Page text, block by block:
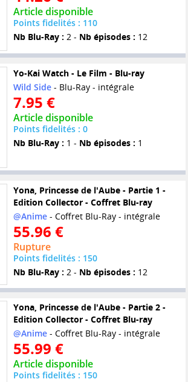
Article disponible
Points fidelités : 110
Nb Blu-Ray : 2 - Nb épisodes : 12
Yo-Kai Watch - Le Film - Blu-ray
Wild Side- Blu-Ray - intégrale
7.95 €
Article disponible
Points fidelités : 0
Nb Blu-Ray : 1 - Nb épisodes : 1
Yona, Princesse de l'Aube - Partie 1 -
Edition Collector - Coffret Blu-ray
@Anime- Coffret Blu-Ray - intégrale
55.96 €
Rupture
Points fidelités : 150
Nb Blu-Ray : 2 - Nb épisodes : 12
Yona, Princesse de l'Aube - Partie 2 -
Edition Collector - Coffret Blu-ray
@Anime- Coffret Blu-Ray - intégrale
55.99 €
Article disponible
Points fidelités : 150